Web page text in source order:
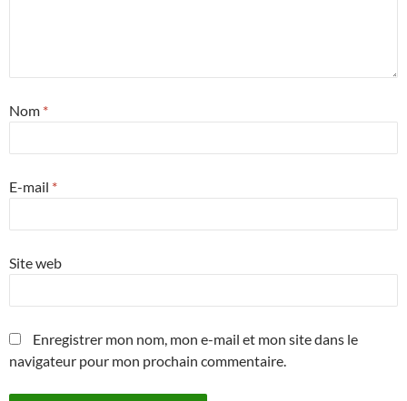
Nom *
E-mail *
Site web
Enregistrer mon nom, mon e-mail et mon site dans le
navigateur pour mon prochain commentaire.